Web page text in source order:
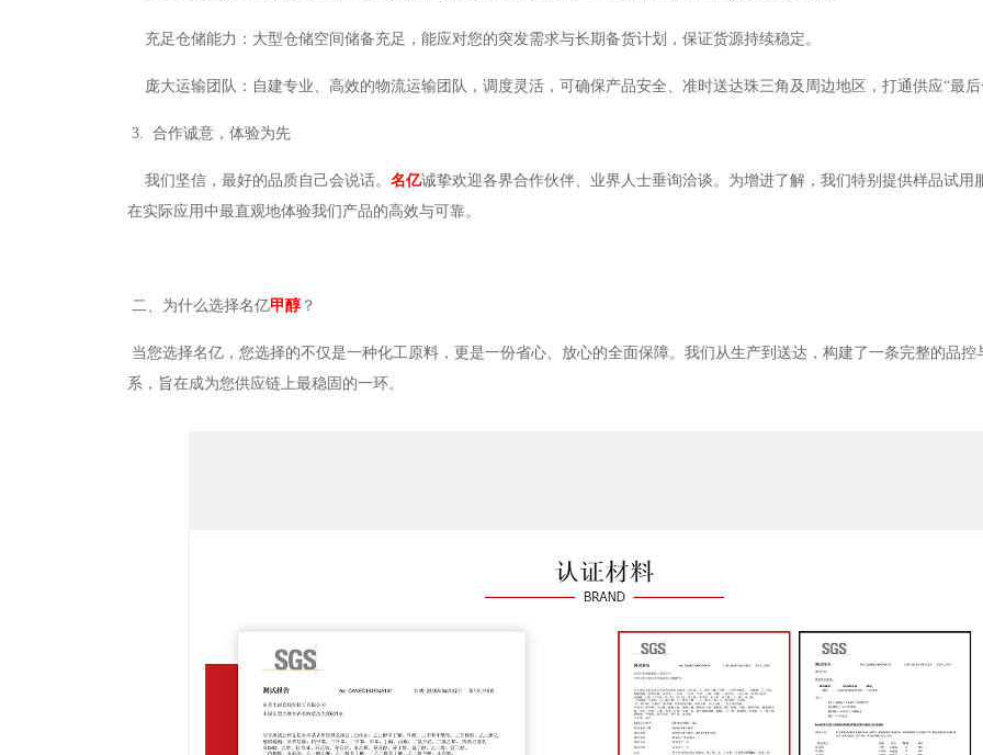
充足仓储能力：大型仓储空间储备充足，能应对您的突发需求与长期备货计划，保证货源持续稳定。
庞大运输团队：自建专业、高效的物流运输团队，调度灵活，可确保产品安全、准时送达珠三角及周边地区，打通供应“最后
3. 合作诚意，体验为先
我们坚信，最好的品质自己会说话。 名亿诚挚欢迎各界合作伙伴、业界人士垂询洽谈。为增进了解，我们特别提供样品试用
在实际应用中最直观地体验我们产品的高效与可靠。
二、为什么选择名亿甲醇？
当您选择名亿，您选择的不仅是一种化工原料，更是一份省心、放心的全面保障。我们从生产到送达，构建了一条完整的品控
系，旨在成为您供应链上最稳固的一环。